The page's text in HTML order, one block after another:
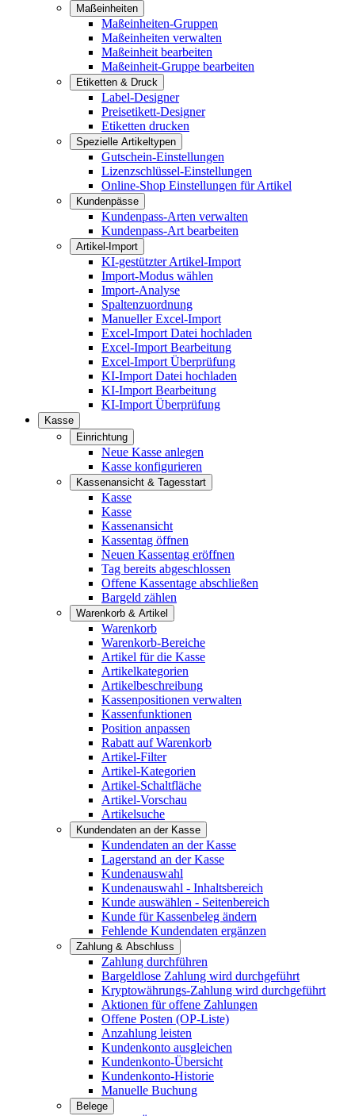
Maßeinheiten
Maßeinheiten-Gruppen
Maßeinheiten verwalten
Maßeinheit bearbeiten
Maßeinheit-Gruppe bearbeiten
Etiketten & Druck
Label-Designer
Preisetikett-Designer
Etiketten drucken
Spezielle Artikeltypen
Gutschein-Einstellungen
Lizenzschlüssel-Einstellungen
Online-Shop Einstellungen für Artikel
Kundenpässe
Kundenpass-Arten verwalten
Kundenpass-Art bearbeiten
Artikel-Import
KI-gestützter Artikel-Import
Import-Modus wählen
Import-Analyse
Spaltenzuordnung
Manueller Excel-Import
Excel-Import Datei hochladen
Excel-Import Bearbeitung
Excel-Import Überprüfung
KI-Import Datei hochladen
KI-Import Bearbeitung
KI-Import Überprüfung
Kasse
Einrichtung
Neue Kasse anlegen
Kasse konfigurieren
Kassenansicht & Tagesstart
Kasse
Kasse
Kassenansicht
Kassentag öffnen
Neuen Kassentag eröffnen
Tag bereits abgeschlossen
Offene Kassentage abschließen
Bargeld zählen
Warenkorb & Artikel
Warenkorb
Warenkorb-Bereiche
Artikel für die Kasse
Artikelkategorien
Artikelbeschreibung
Kassenpositionen verwalten
Kassenfunktionen
Position anpassen
Rabatt auf Warenkorb
Artikel-Filter
Artikel-Kategorien
Artikel-Schaltfläche
Artikel-Vorschau
Artikelsuche
Kundendaten an der Kasse
Kundendaten an der Kasse
Lagerstand an der Kasse
Kundenauswahl
Kundenauswahl - Inhaltsbereich
Kunde auswählen - Seitenbereich
Kunde für Kassenbeleg ändern
Fehlende Kundendaten ergänzen
Zahlung & Abschluss
Zahlung durchführen
Bargeldlose Zahlung wird durchgeführt
Kryptowährungs-Zahlung wird durchgeführt
Aktionen für offene Zahlungen
Offene Posten (OP-Liste)
Anzahlung leisten
Kundenkonto ausgleichen
Kundenkonto-Übersicht
Kundenkonto-Historie
Manuelle Buchung
Belege